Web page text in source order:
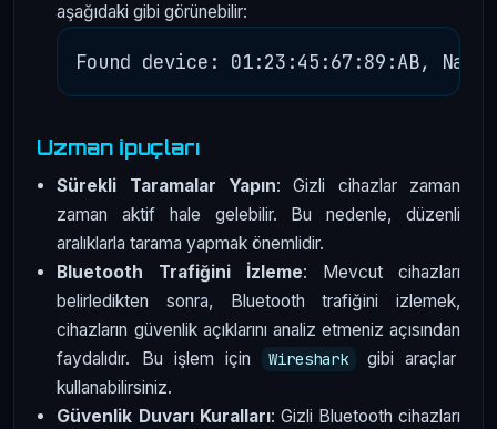
aşağıdaki gibi görünebilir:
Uzman İpuçları
Sürekli Taramalar Yapın: Gizli cihazlar zaman
zaman aktif hale gelebilir. Bu nedenle, düzenli
aralıklarla tarama yapmak önemlidir.
Bluetooth Trafiğini İzleme: Mevcut cihazları
belirledikten sonra, Bluetooth trafiğini izlemek,
cihazların güvenlik açıklarını analiz etmeniz açısından
faydalıdır. Bu işlem için
Wireshark
gibi araçlar
kullanabilirsiniz.
Güvenlik Duvarı Kuralları: Gizli Bluetooth cihazları